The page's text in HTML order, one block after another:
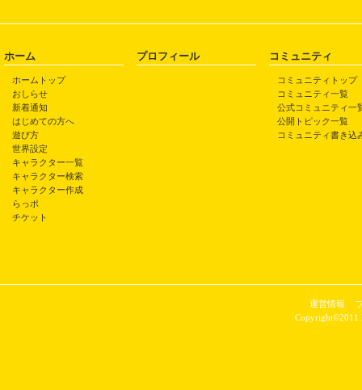
ホーム
ホームトップ
おしらせ
新着通知
はじめての方へ
遊び方
世界設定
キャラクター一覧
キャラクター検索
キャラクター作成
らっポ
チケット
プロフィール コミュニティ
コミュニティトップ
コミュニティ一覧
公式コミュニティ一
公開トピック一覧
コミュニティ書き込
運営情報
Copyright©2011